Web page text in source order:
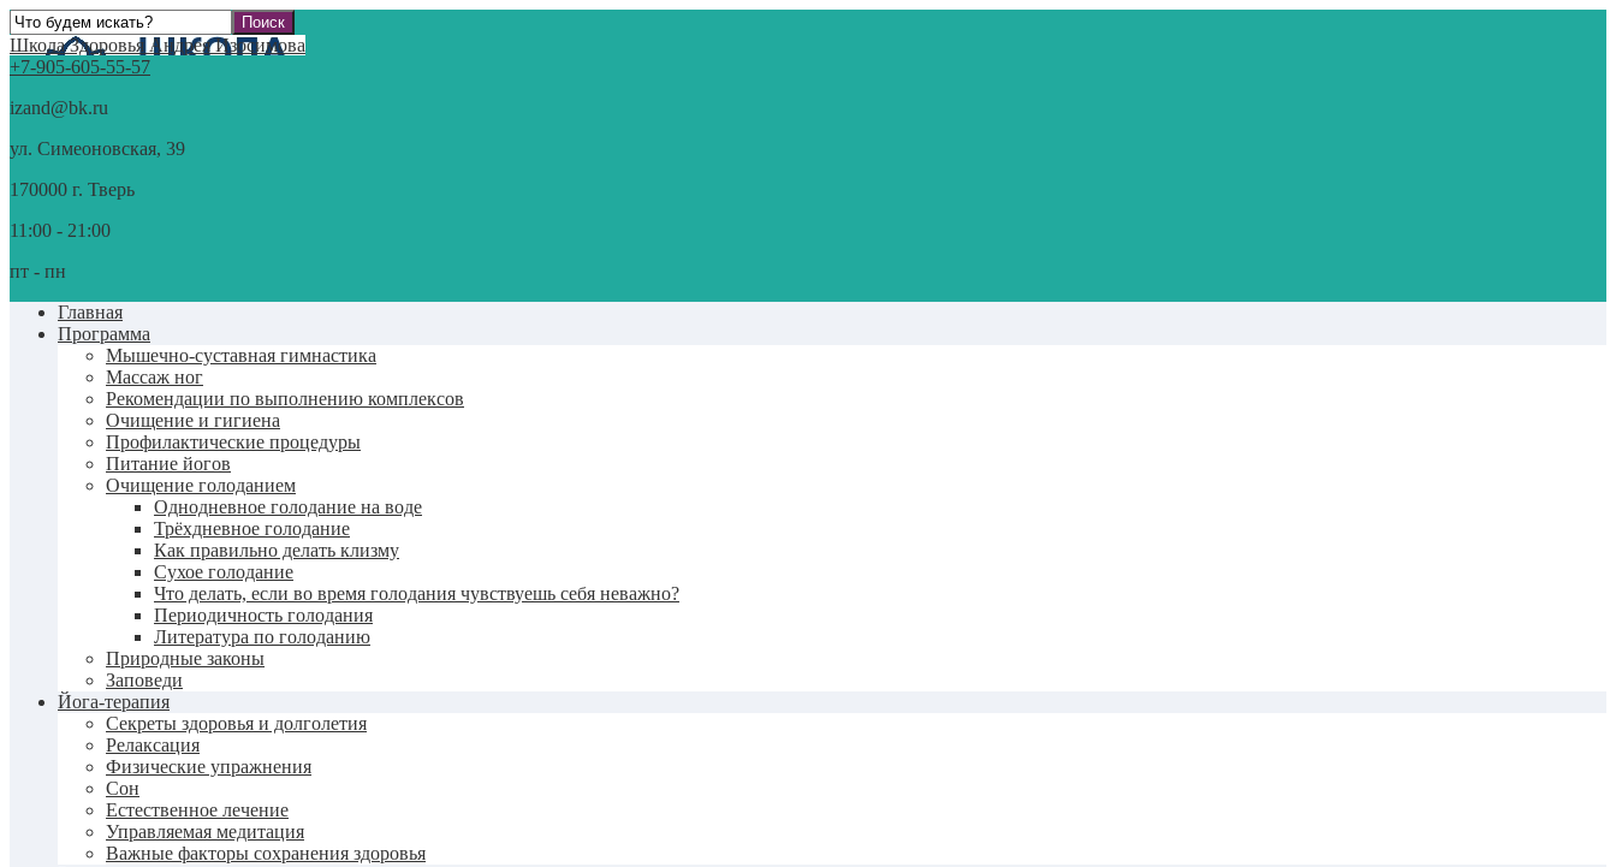
Школа Здоровья Андрея Изосимова
+7-905-605-55-57
izand@bk.ru
ул. Симеоновская, 39
170000 г. Тверь
11:00 - 21:00
пт - пн
Главная
Программа
Мышечно-суставная гимнастика
Массаж ног
Рекомендации по выполнению комплексов
Очищение и гигиена
Профилактические процедуры
Питание йогов
Очищение голоданием
Однодневное голодание на воде
Трёхдневное голодание
Как правильно делать клизму
Сухое голодание
Что делать, если во время голодания чувствуешь себя неважно?
Периодичность голодания
Литература по голоданию
Природные законы
Заповеди
Йога-терапия
Секреты здоровья и долголетия
Релаксация
Физические упражнения
Сон
Естественное лечение
Управляемая медитация
Важные факторы сохранения здоровья